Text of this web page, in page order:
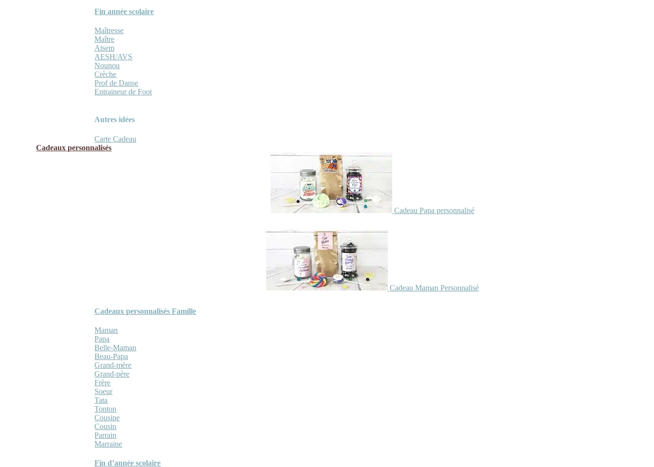
Fin année scolaire
Maîtresse
Maître
Atsem
AESH/AVS
Nounou
Crèche
Prof de Danse
Entraineur de Foot
Autres idées
Carte Cadeau
Cadeaux personnalisés
Cadeau Papa personnalisé
Cadeau Maman Personnalisé
Cadeaux personnalisés Famille
Maman
Papa
Belle-Maman
Beau-Papa
Grand-mère
Grand-père
Frère
Soeur
Tata
Tonton
Cousine
Cousin
Parrain
Marraine
Fin d’année scolaire